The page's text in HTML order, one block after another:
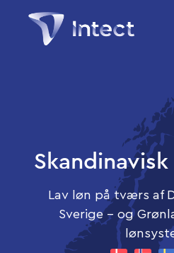
Lav løn på tværs af
Sverige - og